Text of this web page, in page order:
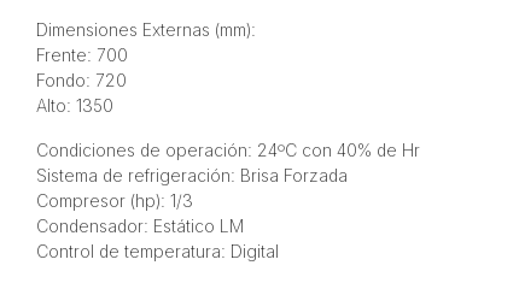
Dimensiones Externas (mm):
Frente: 700
Fondo: 720
Alto: 1350
Condiciones de operación: 24ºC con 40% de Hr
Sistema de refrigeración: Brisa Forzada
Compresor (hp): 1/3
Condensador: Estático LM
Control de temperatura: Digital